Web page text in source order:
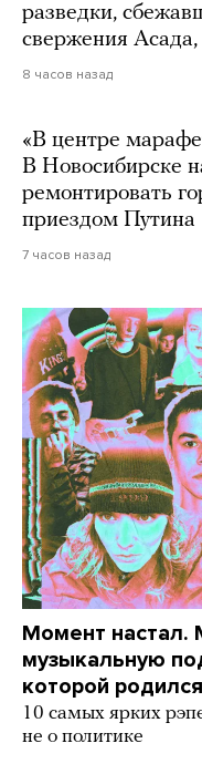
разведки,
свержения
8 часов назад
«В центре
В Новосибирске
ремонтировать
приездом Путина
7 часов назад
Момент настал.
музыкальную
которой
10 самых ярких
не о политике